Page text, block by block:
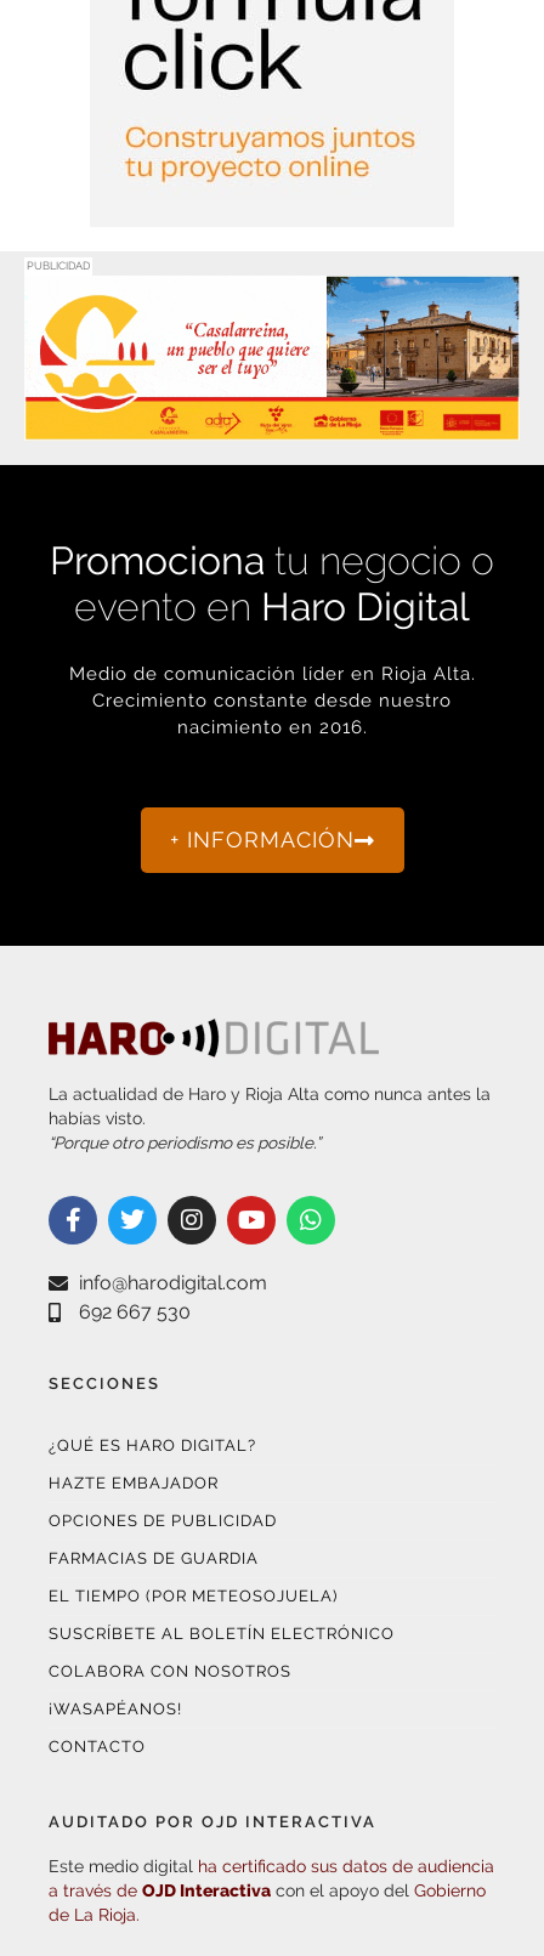
PUBLICIDAD
Promociona tu negocio o
evento en Haro Digital
Medio de comunicación líder en Rioja Alta.
Crecimiento constante desde nuestro
nacimiento en 2016.
+ INFORMACIÓN
La actualidad de Haro y Rioja Alta como nunca antes la
habías visto.
“Porque otro periodismo es posible.”
info@harodigital.com
692 667 530
SECCIONES
¿QUÉ ES HARO DIGITAL?
HAZTE EMBAJADOR
OPCIONES DE PUBLICIDAD
FARMACIAS DE GUARDIA
EL TIEMPO (POR METEOSOJUELA)
SUSCRÍBETE AL BOLETÍN ELECTRÓNICO
COLABORA CON NOSOTROS
¡WASAPÉANOS!
CONTACTO
AUDITADO POR OJD INTERACTIVA
Este medio digital ha certificado sus datos de audiencia
a través de OJD Interactiva con el apoyo del Gobierno
de La Rioja.